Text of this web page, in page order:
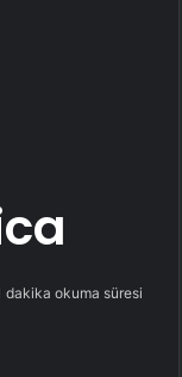
dakika okuma süresi